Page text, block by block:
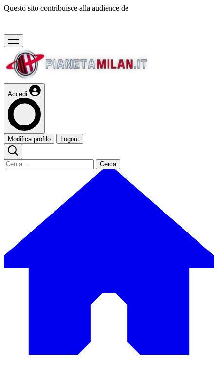
Questo sito contribuisce alla audience de
Accedi
Modifica profilo Logout
Cerca